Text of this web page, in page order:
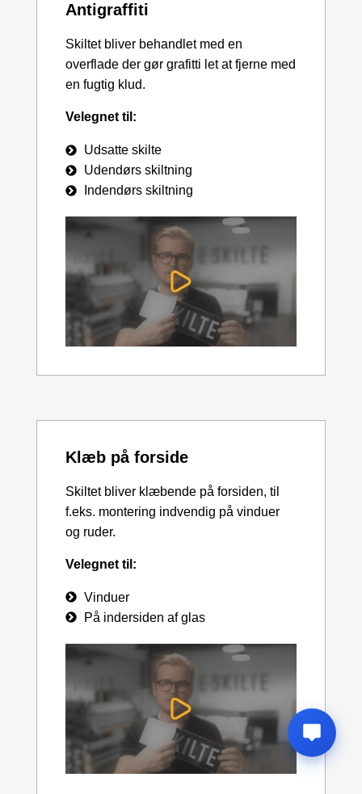
Antigraffiti
Skiltet bliver behandlet med en
overflade der gør grafitti let at fjerne med
en fugtig klud.
Velegnet til:
Udsatte skilte
Udendørs skiltning
Indendørs skiltning
Klæb på forside
Skiltet bliver klæbende på forsiden, til
f.eks. montering indvendig på vinduer
og ruder.
Velegnet til:
Vinduer
På indersiden af glas